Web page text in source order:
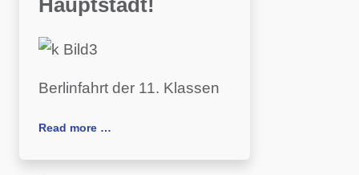
Berlinfahrt der 11. Klassen
Read more …